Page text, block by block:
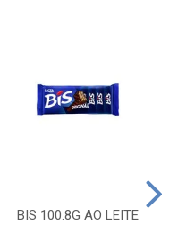
BIS 100.8G AO LEITE